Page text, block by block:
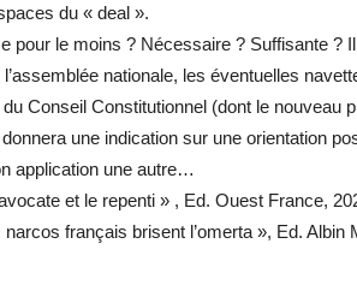
du « deal ».
pour le moins ? Nécessaire ? Suffisante ?
nationale, les éventuelles
Conseil Constitutionnel (dont le nouveau
une indication sur une orientation
application une autre…
et le repenti » , Ed. Ouest France,
français brisent l’omerta », Ed. Albin